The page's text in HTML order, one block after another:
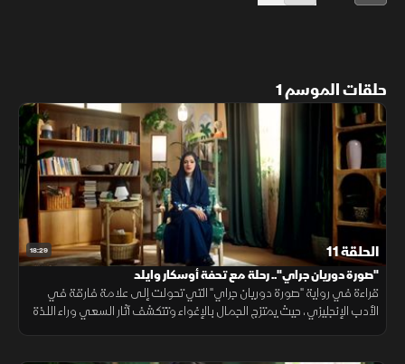
حلقات الموسم 1
18:29 الحلقة 11
"صورة دوريان جراي".. رحلة مع تحفة أوسكار وايلد
قراءة في رواية "صورة دوريان جراي" التي تحولت إلى علامة فارقة في
الأدب الإنجليزي، حيث يمتزج الجمال بالإغواء وتتكشف آثار السعي وراء اللذة